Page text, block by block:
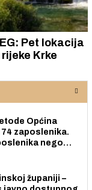
Pet lokacija
Krke
Općina
zaposlenika.
nego
županiji –